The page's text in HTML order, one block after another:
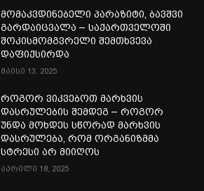
მომაკვდინებელი პარაზიტი, ბავშვი
გარდაიცვალა – საქართველოში
შოკისმომგვრელი შემთხვევა
დაფიქსირდა
მაისი 13, 2025
როგორ ვიკვებოთ მარხვის
დასრულების შემდეგ – როგორ
უნდა მოხდეს სწორად მარხვის
დასრულება, რომ ორგანიზმმა
სტრესი არ მიიღოს
აპრილი 18, 2025